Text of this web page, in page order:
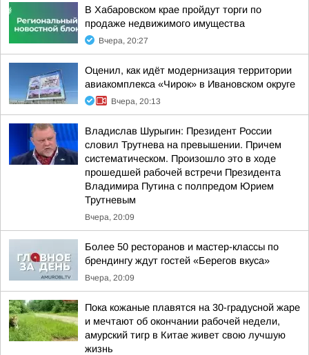
В Хабаровском крае пройдут торги по
продаже недвижимого имущества
Вчера, 20:27
Оценил, как идёт модернизация территории
авиакомплекса «Чирок» в Ивановском округе
Вчера, 20:13
Владислав Шурыгин: Президент России
словил Трутнева на превышении. Причем
систематическом. Произошло это в ходе
прошедшей рабочей встречи Президента
Владимира Путина с полпредом Юрием
Трутневым
Вчера, 20:09
Более 50 ресторанов и мастер-классы по
брендингу ждут гостей «Берегов вкуса»
Вчера, 20:09
Пока кожаные плавятся на 30-градусной жаре
и мечтают об окончании рабочей недели,
амурский тигр в Китае живет свою лучшую
жизнь